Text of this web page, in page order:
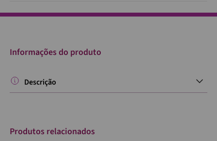
Informações do produto
Descrição
Produtos relacionados